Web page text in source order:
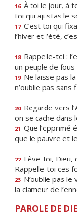
16 À toi le jour, à t
toi qui ajustas le
17 C’est toi qui
l’hiver et l’été,
18 Rappelle-toi :
un peuple de fous
19 Ne laisse pas
n’oublie pas sans
20 Regarde vers
on se cache dans
21 Que l’opprimé
que le pauvre et
22 Lève-toi, Dieu,
Rappelle-toi ces
23 N’oublie pas le
la clameur de
PAROLE DE